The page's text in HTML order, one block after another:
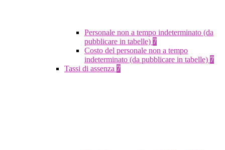
Personale non a tempo indeterminato (da
pubblicare in tabelle) 7
Costo del personale non a tempo
indeterminato (da pubblicare in tabelle) 7
Tassi di assenza 7